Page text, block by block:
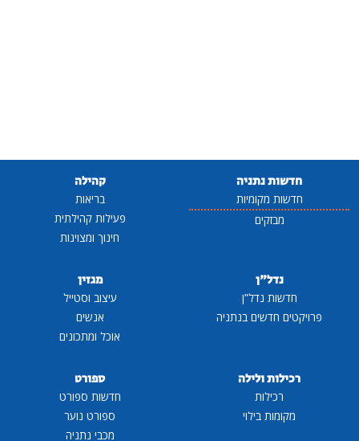
חדשות נתניה
חדשות מקומיות
מבזקים
קהילה
בריאות
פעילות קהילתית
חינוך ומצוינות
נדל"ן
חדשות נדל"ן
פרויקטים חדשים בנתניה
מגזין
עיצוב וסטייל
אנשים
אוכל ומתכונים
רכילות ולילה
רכילות
מקומות בילוי
ספורט
חדשות ספורט
ספורט נוער
מכבי נתניה